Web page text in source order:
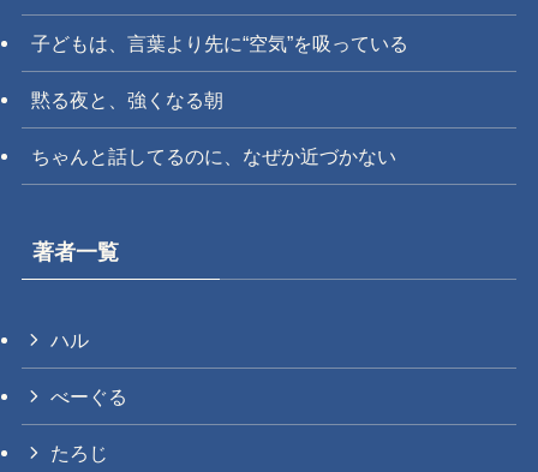
子どもは、言葉より先に“空気”を吸っている
黙る夜と、強くなる朝
ちゃんと話してるのに、なぜか近づかない
著者一覧
ハル
べーぐる
たろじ